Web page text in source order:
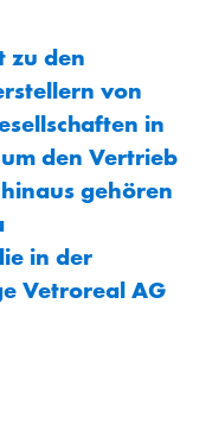
zu den
von
in
den Vertrieb
gehören
in der
Vetroreal AG